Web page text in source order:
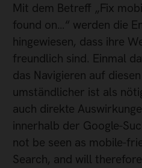
Mit dem Betreff „Fix
found on…“ werden die
hingewiesen, dass ihre
freundlich sind. Einmal
das Navigieren auf
umständlicher ist als
auch direkte
innerhalb der Google-
not be seen as mobile-
Search, and will